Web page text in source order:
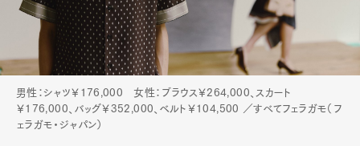
男性：シャツ￥176,000 女性：ブラウス￥264,000、スカート
￥176,000、バッグ￥352,000、ベルト￥104,500 ／すべてフェラガモ（フ
ェラガモ・ジャパン）